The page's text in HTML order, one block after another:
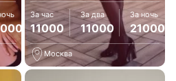
За час
11000
За два
11000
За ночь
21000
Москва